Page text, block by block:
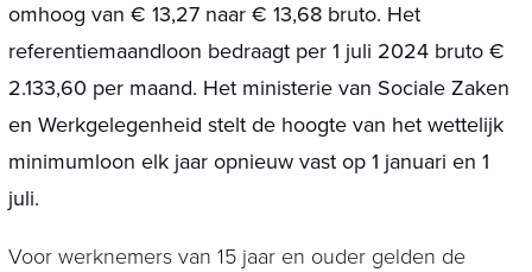
omhoog van € 13,27 naar € 13,68 bruto. Het
referentiemaandloon bedraagt per 1 juli 2024 bruto €
2.133,60 per maand. Het ministerie van Sociale Zaken
en Werkgelegenheid stelt de hoogte van het wettelijk
minimumloon elk jaar opnieuw vast op 1 januari en 1
juli.
Voor werknemers van 15 jaar en ouder gelden de